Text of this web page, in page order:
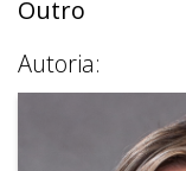
Outro
Autoria: